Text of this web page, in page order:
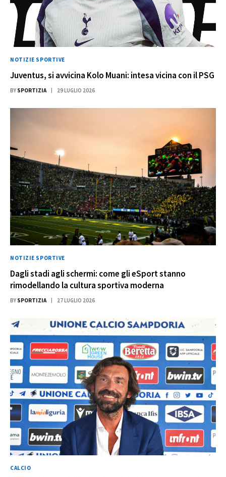
NOTIZIE SPORTIVE
Juventus, si avvicina Kolo Muani: intesa vicina con il PSG
BY SPORTIZIA 29 LUGLIO 2026
NOTIZIE SPORTIVE
Dagli stadi agli schermi: come gli eSport stanno
rimodellando la cultura sportiva moderna
BY SPORTIZIA 27 LUGLIO 2026
CALCIO